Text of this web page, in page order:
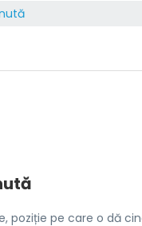
poziție pe care o dă